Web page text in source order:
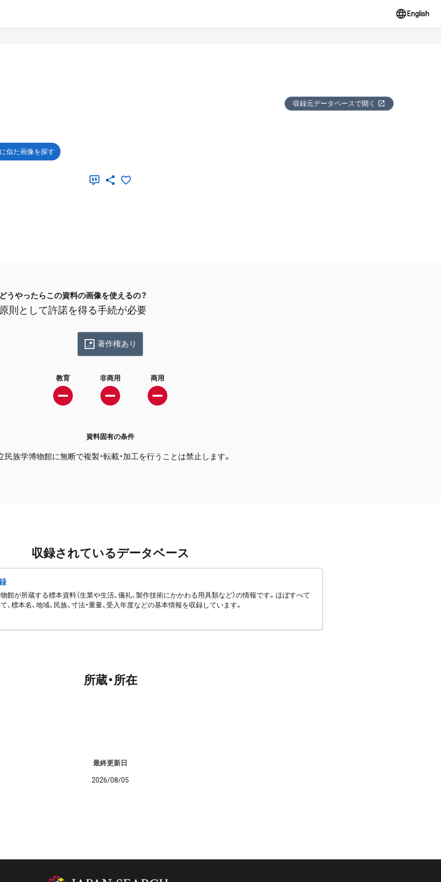
English
収録元データベースで開く
似た画像を探す
どうやったらこの資料の画像を使えるの？
原則として許諾を得る手続が必要
著作権あり
教育 非商用 商用
資料固有の条件
民族学博物館に無断で複製・転載・加工を行うことは禁止します。
収録されているデータベース
館が所蔵する標本資料（生業や生活、儀礼、製作技術にかかわる用具類など）の情報です。ほぼすべて
、標本名、地域、民族、寸法・重量、受入年度などの基本情報を収録しています。
所蔵・所在
最終更新日
2026/08/05